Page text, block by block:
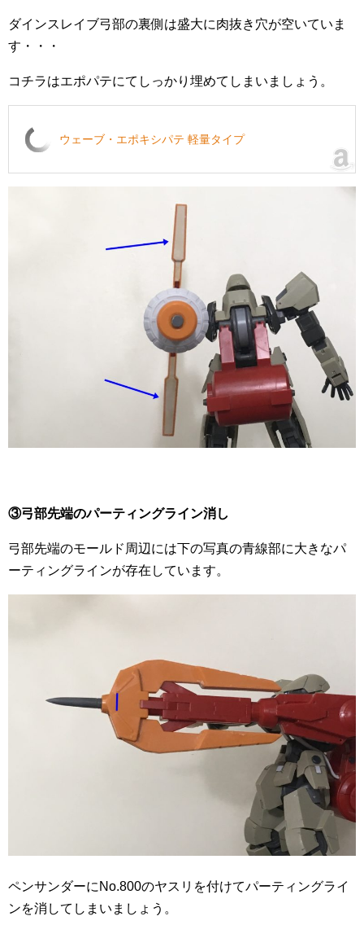
ダインスレイブ弓部の裏側は盛大に肉抜き穴が空いていま
す・・・
コチラはエポパテにてしっかり埋めてしまいましょう。
ウェーブ・エポキシパテ 軽量タイプ
③弓部先端のパーティングライン消し
弓部先端のモールド周辺には下の写真の青線部に大きなパ
ーティングラインが存在しています。
ペンサンダーにNo.800のヤスリを付けてパーティングライ
ンを消してしまいましょう。